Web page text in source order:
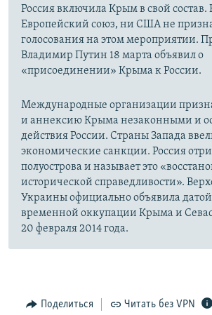
Россия включила Крым в свой
Европейский союз, ни США не
голосования на этом мероприятии.
Владимир Путин 18 марта объявил о
«присоединении» Крыма к России.
Международные организации
и аннексию Крыма незаконными и
действия России. Страны Запада
экономические санкции. Россия
полуострова и называет это
исторической справедливости».
Украины официально объявила
временной оккупации Крыма и
20 февраля 2014 года.
Поделиться Читать без VPN